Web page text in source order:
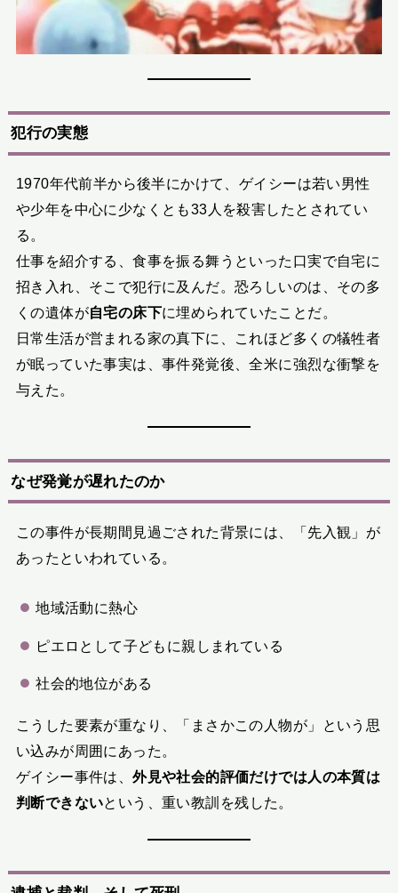
犯行の実態
1970年代前半から後半にかけて、ゲイシーは若い男性
や少年を中心に少なくとも33人を殺害したとされてい
る。
仕事を紹介する、食事を振る舞うといった口実で自宅に
招き入れ、そこで犯行に及んだ。恐ろしいのは、その多
くの遺体が自宅の床下に埋められていたことだ。
日常生活が営まれる家の真下に、これほど多くの犠牲者
が眠っていた事実は、事件発覚後、全米に強烈な衝撃を
与えた。
なぜ発覚が遅れたのか
この事件が長期間見過ごされた背景には、「先入観」が
あったといわれている。
地域活動に熱心
ピエロとして子どもに親しまれている
社会的地位がある
こうした要素が重なり、「まさかこの人物が」という思
い込みが周囲にあった。
ゲイシー事件は、外見や社会的評価だけでは人の本質は
判断できないという、重い教訓を残した。